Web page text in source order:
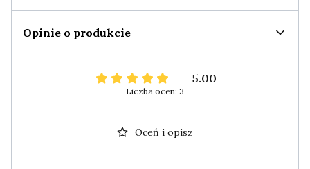
Opinie o produkcie
5.00
Liczba ocen: 3
Oceń i opisz